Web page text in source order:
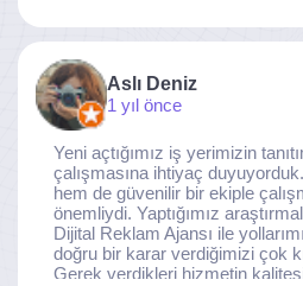
Aslı Deniz
1 yıl önce
Yeni açtığımız iş yerimizin
çalışmasına ihtiyaç
hem de güvenilir bir ekiple
önemliydi. Yaptığımız
Dijital Reklam Ajansı ile
doğru bir karar verdiğimizi çok
Gerek verdikleri hizmetin